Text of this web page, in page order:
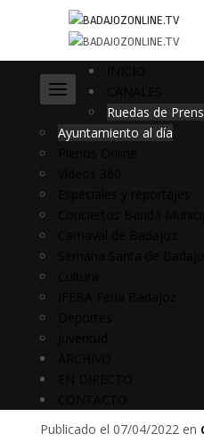
Ruedas de
Ayuntamiento al día
Publicado el 07/04/2022 en